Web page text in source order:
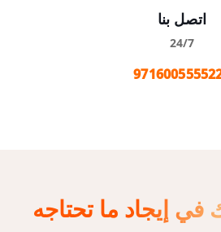
اتصل بنا
24/7
في إيجاد ما تحتاجه